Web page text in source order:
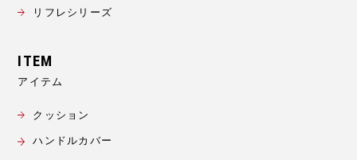
リフレシリーズ
アイテム
クッション
ハンドルカバー